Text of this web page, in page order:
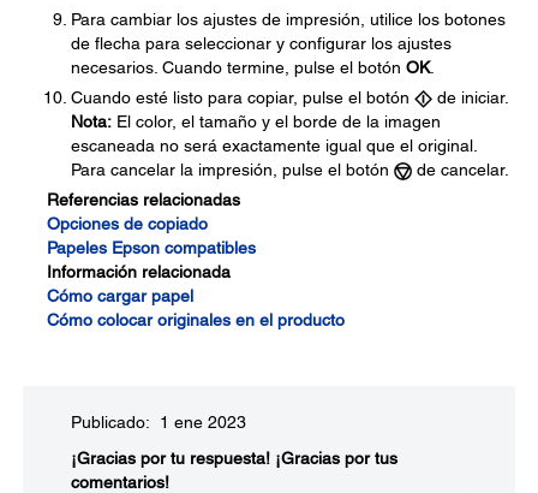
Para cambiar los ajustes de impresión, utilice los botones
de flecha para seleccionar y configurar los ajustes
necesarios. Cuando termine, pulse el botón OK.
Cuando esté listo para copiar, pulse el botón
de iniciar.
Nota: El color, el tamaño y el borde de la imagen
escaneada no será exactamente igual que el original.
Para cancelar la impresión, pulse el botón
de cancelar.
Referencias relacionadas
Opciones de copiado
Papeles Epson compatibles
Información relacionada
Cómo cargar papel
Cómo colocar originales en el producto
Publicado: 1 ene 2023
¡Gracias por tu respuesta! ¡Gracias por tus
comentarios!